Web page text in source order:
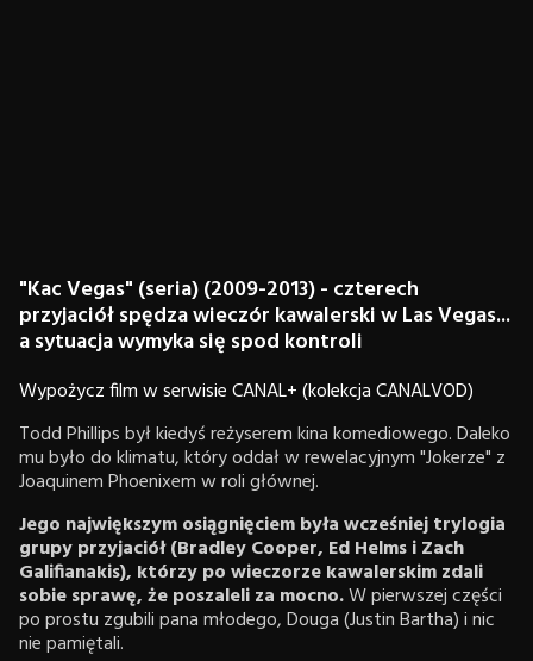
"Kac Vegas" (seria) (2009-2013) - czterech
przyjaciół spędza wieczór kawalerski w Las Vegas...
a sytuacja wymyka się spod kontroli
Wypożycz film w serwisie CANAL+ (kolekcja CANALVOD)
Todd Phillips był kiedyś reżyserem kina komediowego. Daleko
mu było do klimatu, który oddał w rewelacyjnym "Jokerze" z
Joaquinem Phoenixem w roli głównej.
Jego największymosiągnięciem była wcześniej trylogia
grupy przyjaciół (Bradley Cooper, Ed Helms i Zach
Galifianakis), którzy po wieczorze kawalerskim zdali
sobie sprawę, że poszaleli za mocno.W pierwszej części
po prostu zgubili pana młodego, Douga (Justin Bartha) i nic
nie pamiętali.